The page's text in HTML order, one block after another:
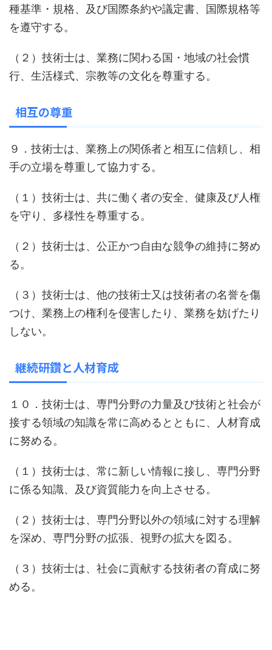
種基準・規格、及び国際条約や議定書、国際規格等
を遵守する。
（２）技術士は、業務に関わる国・地域の社会慣
行、生活様式、宗教等の文化を尊重する。
相互の尊重
９．技術士は、業務上の関係者と相互に信頼し、相
手の立場を尊重して協力する。
（１）技術士は、共に働く者の安全、健康及び人権
を守り、多様性を尊重する。
（２）技術士は、公正かつ自由な競争の維持に努め
る。
（３）技術士は、他の技術士又は技術者の名誉を傷
つけ、業務上の権利を侵害したり、業務を妨げたり
しない。
継続研鑽と人材育成
１０．技術士は、専門分野の力量及び技術と社会が
接する領域の知識を常に高めるとともに、人材育成
に努める。
（１）技術士は、常に新しい情報に接し、専門分野
に係る知識、及び資質能力を向上させる。
（２）技術士は、専門分野以外の領域に対する理解
を深め、専門分野の拡張、視野の拡大を図る。
（３）技術士は、社会に貢献する技術者の育成に努
める。